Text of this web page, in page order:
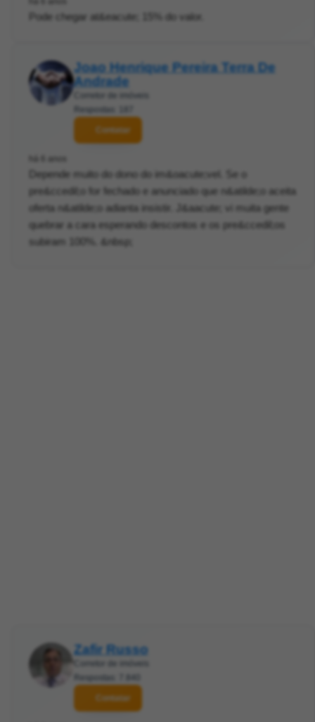
Pode chegar at&eacute; 15% do valor.
Joao Henrique Pereira Terra De
Andrade
Contatar
Depende muito do dono do im&oacute;vel. Se o
pre&ccedil;o for fechado e anunciado que n&atilde;o aceita
oferta n&atilde;o adianta insistir. J&aacute; vi muita gente
quebrar a cara esperando descontos e os pre&ccedil;os
subiram 100%. &nbsp;
Zafir Russo
Contatar